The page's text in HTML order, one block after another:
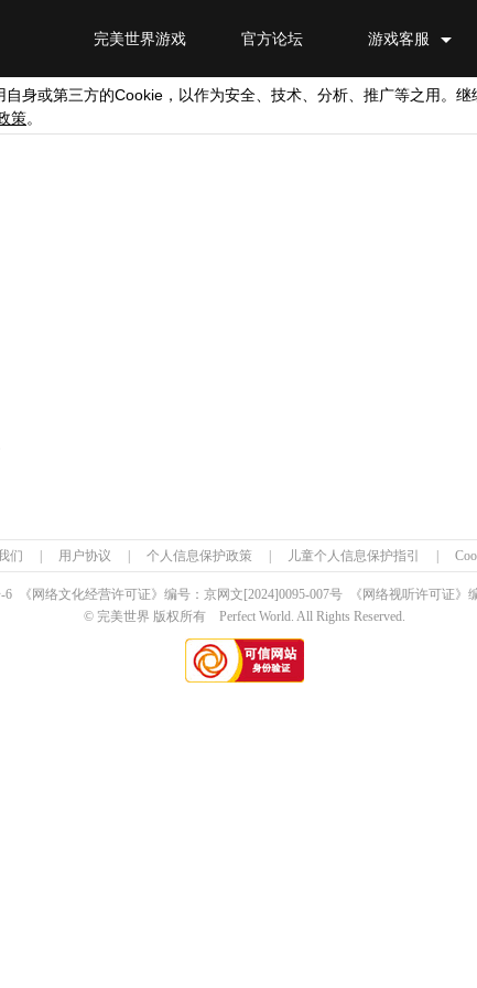
游戏客服
官方论坛
完美世界游戏
自身或第三方的Cookie ，以作为安全、技术、分析、推广等之用。
策。
们 用户协议 个人信息保护政策 儿童个人信息保护指引
6 《网络文化经营许可证》编号：京网文 [2024]0095-007号 《网络视听许可证》
© 完美世界 版权所有 Perfect World. All Rights Reserved.